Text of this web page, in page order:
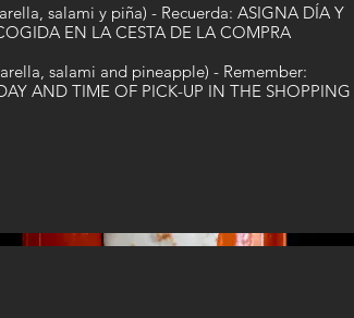
salami y piña) - Recuerda: ASIGNA DÍA Y
EN LA CESTA DE LA COMPRA
salami and pineapple) - Remember:
AND TIME OF PICK-UP IN THE SHOPPING